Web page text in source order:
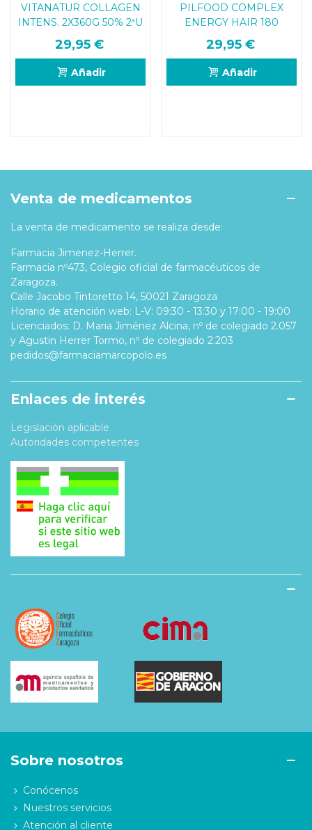
VITANATUR COLLAGEN
INTENS. 2X360G 50% 2ªU
29,95 €
Añadir
PILFOOD COMPLEX
ENERGY HAIR 180
COMPRIMIDOS
29,95 €
Añadir
Venta de medicamentos
La venta de medicamento se realiza desde:
Farmacia Jimenez-Herrer.
Farmacia nº473, Colegio oficial de farmacéuticos de
Zaragoza.
Calle Jacobo Tintoretto 14, 50021 Zaragoza
Horario de atención web: L-V: 09:30 - 13:30 y 17:00 - 19:00
Licenciados: D. Maria Jiménez Alcina, nº de colegiado 2.057
y Agustin Herrer Tormo, nº de colegiado 2.203
pedidos@farmaciamarcopolo.es
Enlaces de interés
Legislación aplicable
Autoridades competentes
Sobre nosotros
Conócenos
Nuestros servicios
Atención al cliente